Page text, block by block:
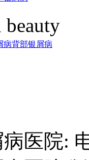
beauty
病背部银屑病
医院: